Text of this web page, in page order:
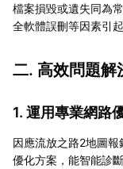
檔案損毀或遺失同為
全軟體誤刪等因素引起
二. 高效問題解
1. 運用專業網路
因應流放之路2地圖報
優化方案，能智能診